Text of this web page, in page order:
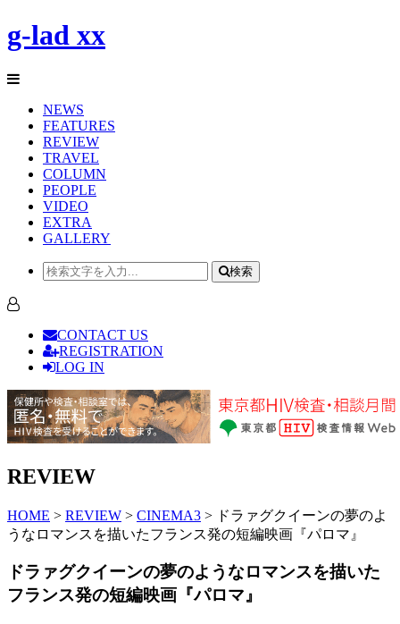
g-lad xx
NEWS
FEATURES
REVIEW
TRAVEL
COLUMN
PEOPLE
VIDEO
EXTRA
GALLERY
検索
CONTACT US
REGISTRATION
LOG IN
REVIEW
HOME > REVIEW > CINEMA3 > ドラァグクイーンの夢のよ
うなロマンスを描いたフランス発の短編映画『パロマ』
ドラァグクイーンの夢のようなロマンスを描いた
フランス発の短編映画『パロマ』